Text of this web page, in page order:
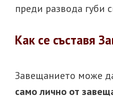
преди развода губи
Как се съставя
Завещанието може
само лично от